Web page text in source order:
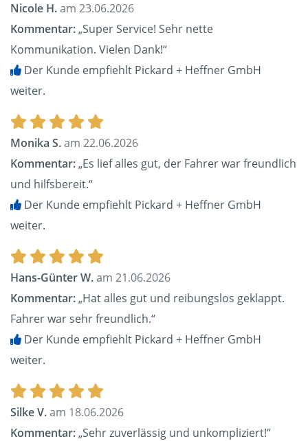
Nicole H.am 23.06.2026
Kommentar:„Super Service! Sehr nette
Kommunikation. Vielen Dank!“
Der Kunde empfiehlt Pickard + Heffner GmbH
weiter.
Monika S.am 22.06.2026
Kommentar:„Es lief alles gut, der Fahrer war freundlich
und hilfsbereit.“
Der Kunde empfiehlt Pickard + Heffner GmbH
weiter.
Hans-Günter W.am 21.06.2026
Kommentar:„Hat alles gut und reibungslos geklappt.
Fahrer war sehr freundlich.“
Der Kunde empfiehlt Pickard + Heffner GmbH
weiter.
Silke V.am 18.06.2026
Kommentar:„Sehr zuverlässig und unkompliziert!“